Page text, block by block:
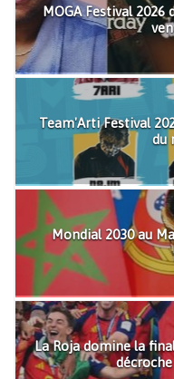
MOGA Festival
Team'Arti Festival
du
Mondial 2030 au
La Roja domine la